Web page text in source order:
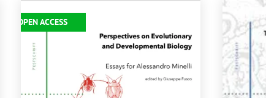
OPEN ACCESS